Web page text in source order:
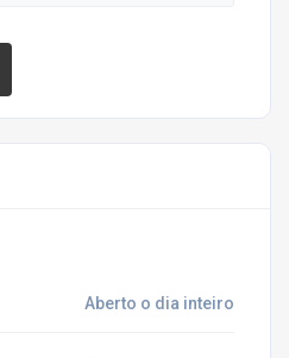
Aberto o dia inteiro